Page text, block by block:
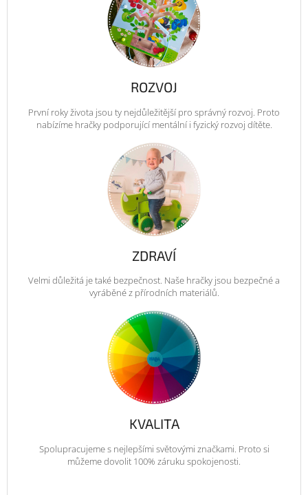
ROZVOJ
První roky života jsou ty nejdůležitější pro správný rozvoj. Proto
nabízíme hračky podporující mentální i fyzický rozvoj dítěte.
ZDRAVÍ
Velmi důležitá je také bezpečnost. Naše hračky jsou bezpečné a
vyráběné z přírodních materiálů.
KVALITA
Spolupracujeme s nejlepšími světovými značkami. Proto si
můžeme dovolit 100% záruku spokojenosti.